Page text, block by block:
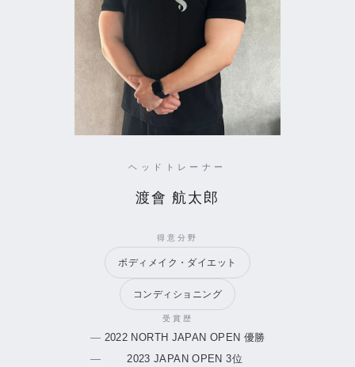
ヘッドトレーナー
渡會 航太郎
得意分野
ボディメイク・ダイエット
コンディショニング
受賞歴
2022 NORTH JAPAN OPEN 優勝
2023 JAPAN OPEN 3位